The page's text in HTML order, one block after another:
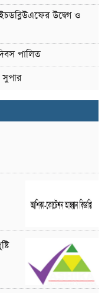
উদ্বেগ ও
পালিত